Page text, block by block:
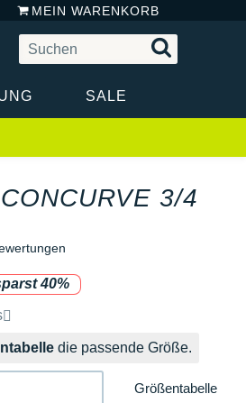
MEIN WARENKORB
SALE
CONCURVE 3/4
40%
der Marke
die passende Größe.
Größentabelle